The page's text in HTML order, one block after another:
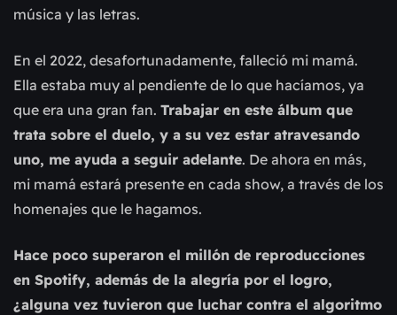
música y las letras.
En el 2022, desafortunadamente, falleció mi mamá.
Ella estaba muy al pendiente de lo que hacíamos, ya
que era una gran fan. Trabajar en este álbum que
trata sobre el duelo, y a su vez estar atravesando
uno, me ayuda a seguir adelante. De ahora en más,
mi mamá estará presente en cada show, a través de los
homenajes que le hagamos.
Hace poco superaron el millón de reproducciones
en Spotify, además de la alegría por el logro,
¿alguna vez tuvieron que luchar contra el algoritmo